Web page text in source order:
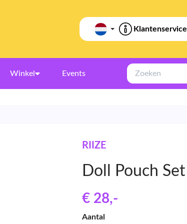
Klantenservice
Winkel Events
Zoeken
RIIZE
Doll Pouch Set
€ 28,-
Aantal